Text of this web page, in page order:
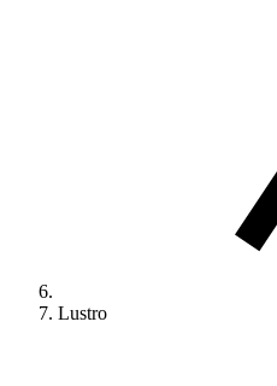
Lustro